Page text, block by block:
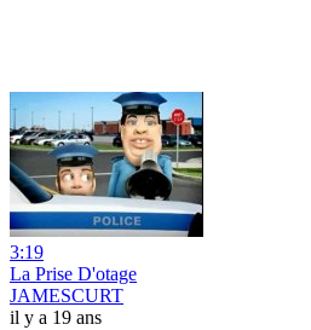
3:19
La Prise D'otage
JAMESCURT
il y a 19 ans